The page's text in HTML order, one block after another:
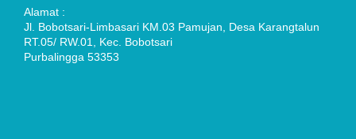
Alamat :
Jl. Bobotsari-Limbasari KM.03 Pamujan, Desa Karangtalun
RT.05/ RW.01, Kec. Bobotsari
Purbalingga 53353